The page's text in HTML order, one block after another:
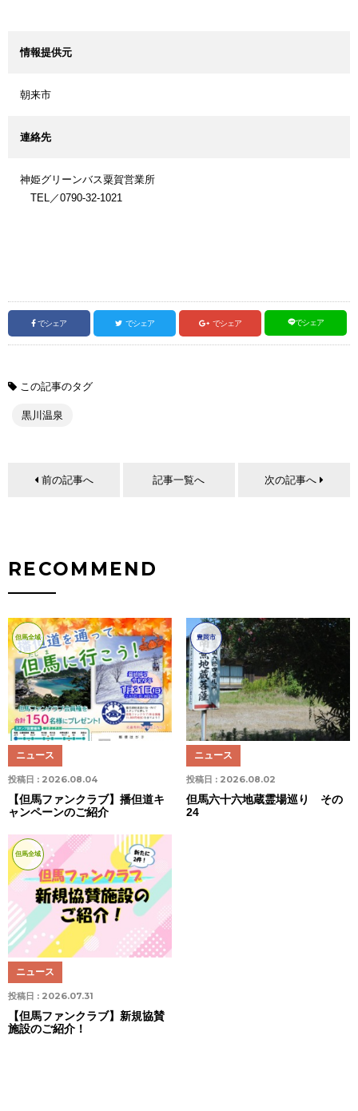
情報提供元
朝来市
連絡先
神姫グリーンバス粟賀営業所
TEL／0790-32-1021
でシェア でシェア でシェア でシェア
この記事のタグ
黒川温泉
前の記事へ 記事一覧へ 次の記事へ
RECOMMEND
但馬全域
投稿日 : 2026.08.04
ニュース
【但馬ファンクラブ】播但道キ
ャンペーンのご紹介
豊岡市
投稿日 : 2026.08.02
ニュース
但馬六十六地蔵霊場巡り その
24
但馬全域
投稿日 : 2026.07.31
ニュース
【但馬ファンクラブ】新規協賛
施設のご紹介！